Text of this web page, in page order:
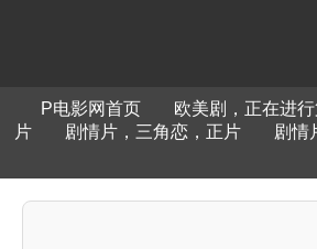
P电影网首页 欧美剧，正在进
片
剧情片，三角恋，正片 剧情